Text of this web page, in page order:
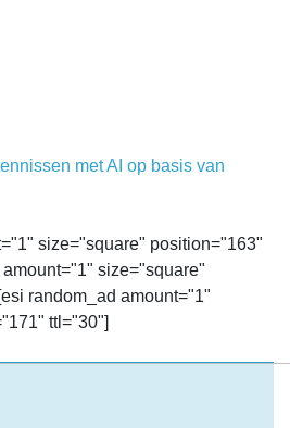
met AI op basis van
size="square" position="163"
size="square"
random_ad amount="1"
ttl="30"]